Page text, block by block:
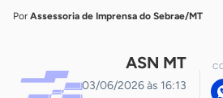
Por Assessoria de Imprensa do Sebrae/MT
ASN MT
03/06/2026 às 16:13